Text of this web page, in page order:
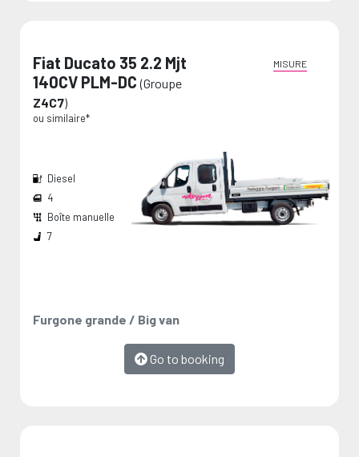
Fiat Ducato 35 2.2 Mjt
140CV PLM-DC(Groupe
Z4C7)
ou similaire*
Furgone grande / Big van
MISURE
Go to booking
Diesel
4
Boîte manuelle
7